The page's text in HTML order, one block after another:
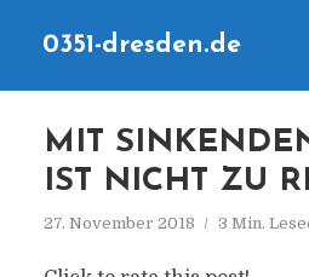
0351-dresden.de
MIT
IST NICHT ZU
27. November 2018 3 Min.